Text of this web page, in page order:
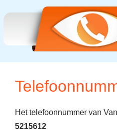
Het telefoonnummer van
5215612